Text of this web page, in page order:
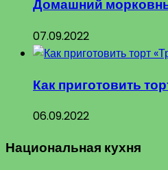
Домашний
07.09.2022
Как приготовить
06.09.2022
Национальная кухня